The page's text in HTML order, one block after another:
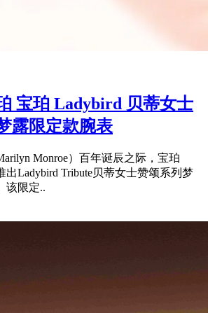
宝珀 Ladybird 贝蒂女士
露限定款腕表
Monroe）百年诞辰之际，宝珀
出Ladybird Tribute贝蒂女士赞颂系列梦
该限定..